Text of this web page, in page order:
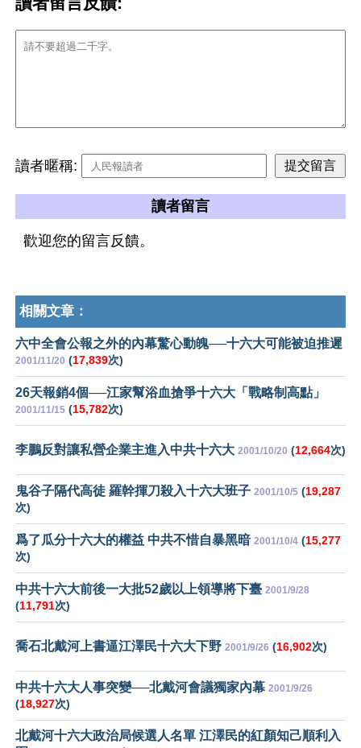
讀者暱稱:
讀者留言
歡迎您的留言反饋。
相關文章：
六中全會公報之外的內幕驚心動魄──十六大可能被迫推遲
2001/11/20 (17,839次)
26天報銷4個──江家幫浴血搶爭十六大「戰略制高點」
2001/11/15 (15,782次)
李鵬反對讓私營企業主進入中共十六大 2001/10/20 (12,664次)
鬼谷子隔代高徒 羅幹揮刀殺入十六大班子 2001/10/5 (19,287
次)
爲了瓜分十六大的權益 中共不惜自暴黑暗 2001/10/4 (15,277
次)
中共十六大前後一大批52歲以上領導將下臺 2001/9/28
(11,791次)
喬石北戴河上書逼江澤民十六大下野 2001/9/26 (16,902次)
中共十六大人事突變──北戴河會議獨家內幕 2001/9/26
(18,927次)
北戴河十六大政治局候選人名單 江澤民的紅顏知己順利入